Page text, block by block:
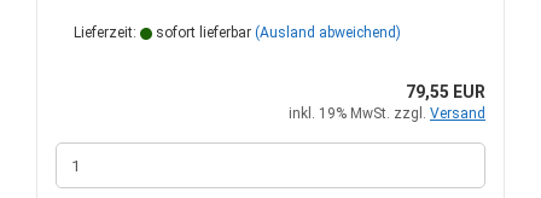
Lieferzeit: sofort lieferbar (Ausland abweichend)
79,55 EUR
inkl. 19% MwSt. zzgl. Versand